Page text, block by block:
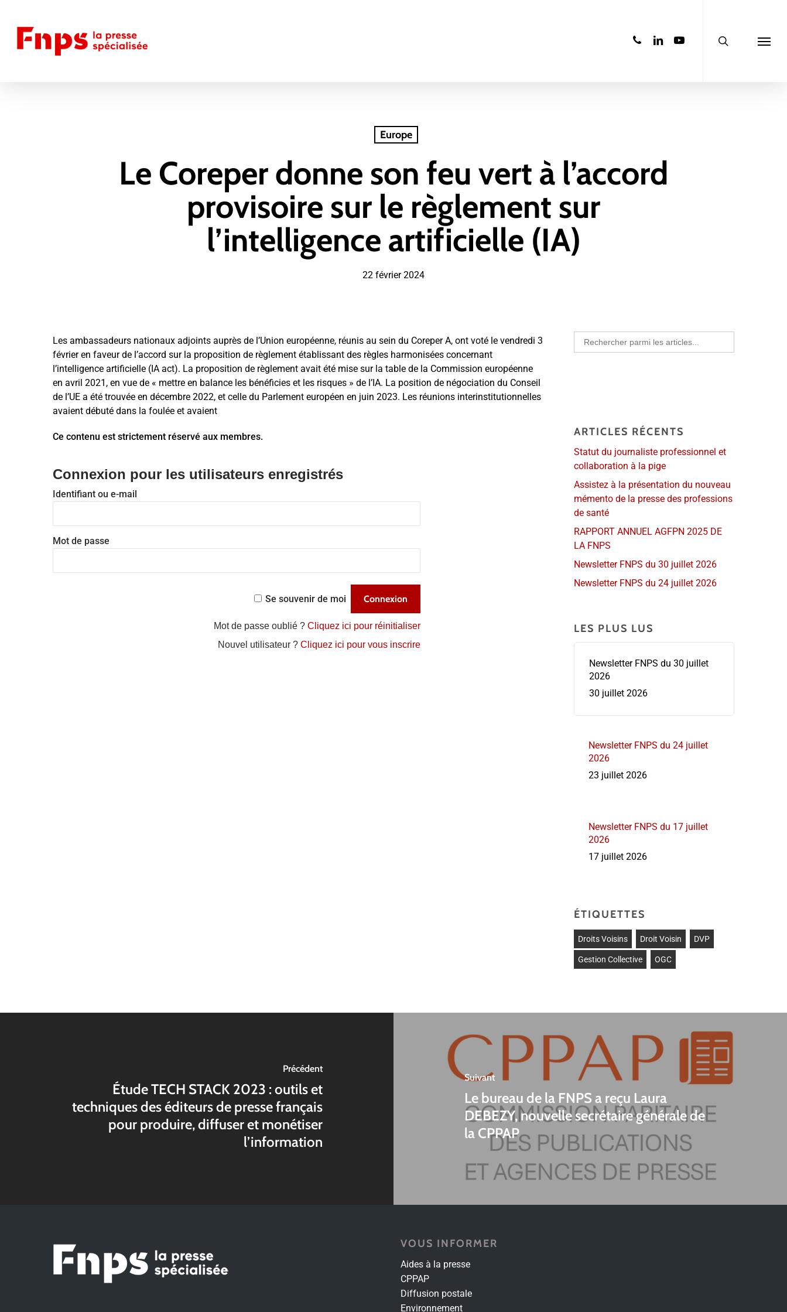
content
Menu
linkedin youtube
phone
Europe
Le Coreper donne son feu vert à l’accord
provisoire sur le règlement sur
l’intelligence artificielle (IA)
22 février 2024
Les ambassadeurs nationaux adjoints auprès de l’Union européenne, réunis au sein du Coreper A, ont voté le vendredi 3
février en faveur de l’accord sur la proposition de règlement établissant des règles harmonisées concernant
l’intelligence artificielle (IA act). La proposition de règlement avait été mise sur la table de la Commission européenne
en avril 2021, en vue de « mettre en balance les bénéficies et les risques » de l’IA. La position de négociation du Conseil
de l’UE a été trouvée en décembre 2022, et celle du Parlement européen en juin 2023. Les réunions interinstitutionnelles
avaient débuté dans la foulée et avaient
Ce contenu est strictement réservé aux membres.
Connexion pour les utilisateurs enregistrés
Identifiant ou e-mail
Mot de passe
Se souvenir de moi
Mot de passe oublié ? Cliquez ici pour réinitialiser
Nouvel utilisateur ? Cliquez ici pour vous inscrire
Search
for:
ARTICLES RÉCENTS
Statut du journaliste professionnel et
collaboration à la pige
Assistez à la présentation du nouveau
mémento de la presse des professions
de santé
RAPPORT ANNUEL AGFPN 2025 DE
LA FNPS
Newsletter FNPS du 30 juillet 2026
Newsletter FNPS du 24 juillet 2026
LES PLUS LUS
Newsletter FNPS du 30 juillet
2026
30 juillet 2026
Newsletter FNPS du 24 juillet
2026
23 juillet 2026
Newsletter FNPS du 17 juillet
2026
17 juillet 2026
ÉTIQUETTES
Droits Voisins Droit Voisin DVP
Gestion Collective OGC
Précédent
Étude TECH STACK 2023 : outils et
techniques des éditeurs de presse français
pour produire, diffuser et monétiser
l’information
Suivant
Le bureau de la FNPS a reçu Laura
DEBEZY, nouvelle secrétaire générale de
la CPPAP
VOUS INFORMER
Aides à la presse
CPPAP
Diffusion postale
Environnement